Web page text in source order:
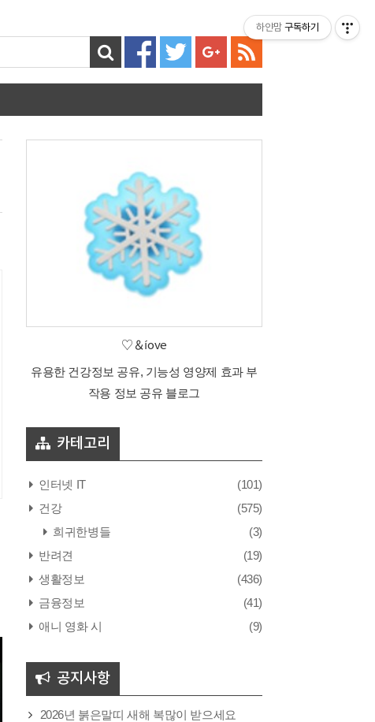
♡＆íove
유용한 건강정보 공유, 기능성 영양제 효과 부
작용 정보 공유 블로그
카테고리
인터넷 IT
(101)
건강
(575)
희귀한병들
(3)
반려견
(19)
생활정보
(436)
금융정보
(41)
애니 영화 시
(9)
공지사항
2026년 붉은말띠 새해 복많이 받으세요
하얀맘 구독하기